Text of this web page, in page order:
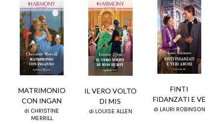
MATRIMONIO
CON INGAN
di CHRISTINE
MERRILL
IL VERO VOLTO
DI MIS
di LOUISE ALLEN
FINTI
FIDANZATI E VE
di LAURI ROBINSON